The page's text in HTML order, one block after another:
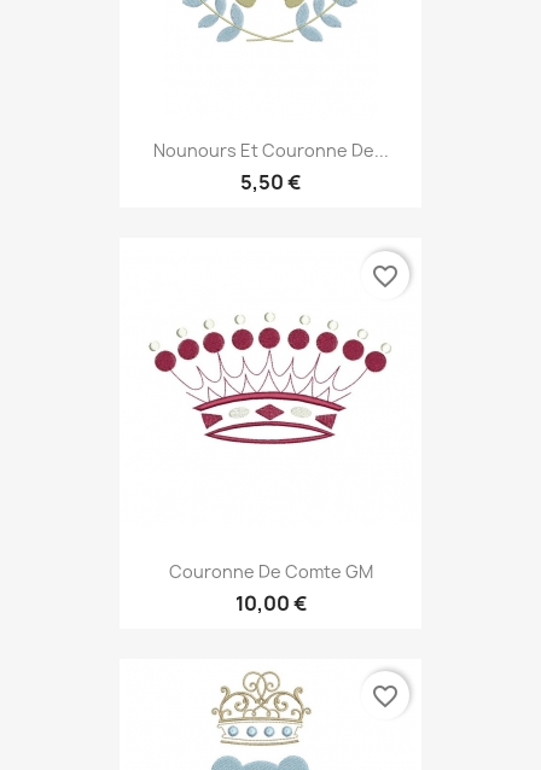
Nounours Et Couronne De...
5,50 €
Couronne De Comte GM
10,00 €
favorite_border
favorite_border